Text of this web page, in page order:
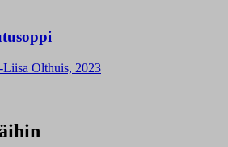
Liisa Olthuis, 2023